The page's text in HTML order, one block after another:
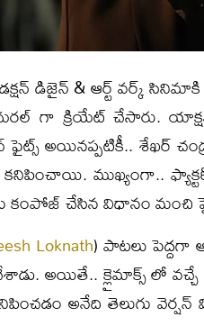
డిజైన్ & ఆర్ట్ వర్క్
గా క్రియేట్ చేసారు.
ఫైట్స్ అయినప్పటికీ.. శేఖర్
ముఖ్యంగా..
కంపోజ్ చేసిన విధానం మంచి
Loknath) పాటలు పెద్దగా
అయితే.. క్లైమాక్స్ లో
అనేది తెలుగు